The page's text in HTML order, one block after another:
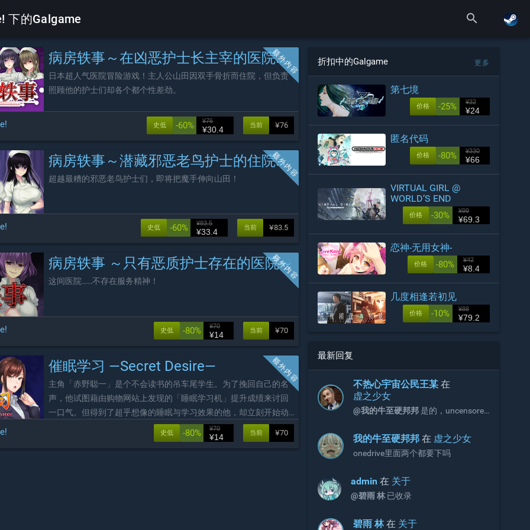
下的Galgame search
病房轶事～在凶恶护士长主宰的医院深渊中过着卧底生活～
日本超人气医院冒险游戏！主人公山田因双手骨折而住院，但负责
照顾他的护士们却各个都个性差劲。
¥76
当前
-60% ¥76
¥30.4
史低
病房轶事～潜藏邪恶老鸟护士的住院生活～
超越最糟的邪恶老鸟护士们，即将把魔手伸向山田！
¥83.5
当前
-60% ¥83.5
¥33.4
史低
病房轶事 ～只有恶质护士存在的医院～
这间医院……不存在服务精神！
¥70
当前
-80% ¥70
¥14
史低
催眠学习 —Secret Desire—
主角「赤野聪一」是个不会读书的吊车尾学生。为了挽回自己的名
声，他试图藉由购物网站上发现的「睡眠学习机」提升成绩来讨回
一口气。但得到了超乎想像的睡眠与学习效果的他，却立刻开始动
¥70
当前
-80% ¥70
¥14
史低
折扣中的Galgame 更多
第七境
-25% ¥32
¥24
价格
匿名代码
-80% ¥330
¥66
价格
VIRTUAL GIRL @
WORLD’S END
-30% ¥99
¥69.3
价格
恋神-无用女神-
-80% ¥42
¥8.4
价格
几度相逢若初见
-10% ¥88
¥79.2
价格
最新回复
不热心宇宙公民王某 在
虚之少女
@󠀡󠀡我的牛至硬邦邦
盖。
󠀡󠀡我的牛至硬邦邦 在 虚之少女
onedrive里面两个都要下吗
admin 在 关于
@碧雨 林 已收录
碧雨 林 在 关于